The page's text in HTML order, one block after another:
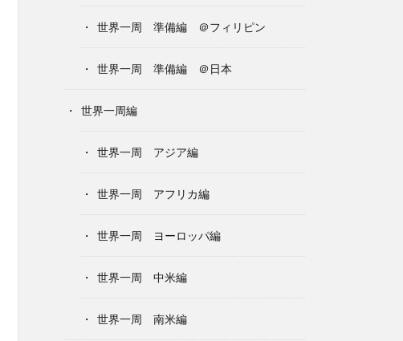
世界一周 準備編 ＠フィリピン
世界一周 準備編 ＠日本
世界一周編
世界一周 アジア編
世界一周 アフリカ編
世界一周 ヨーロッパ編
世界一周 中米編
世界一周 南米編